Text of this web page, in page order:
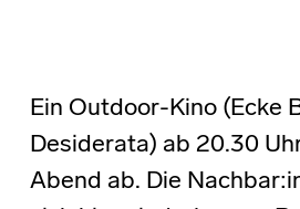
Ein Outdoor-Kino (Ecke
Desiderata) ab 20.30
Abend ab. Die